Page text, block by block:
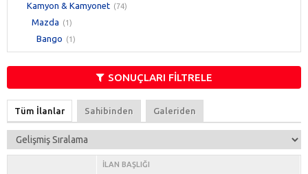
Kamyon & Kamyonet (74)
Mazda (1)
Bango (1)
SONUÇLARI FİLTRELE
Tüm İlanlar Sahibinden Galeriden
İLAN BAŞLIĞI